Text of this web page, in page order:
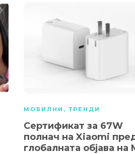
МОБИЛНИ , ТРЕНДИ
Сертификат за 67W
полнач на Xiaomi
глобалната објава на